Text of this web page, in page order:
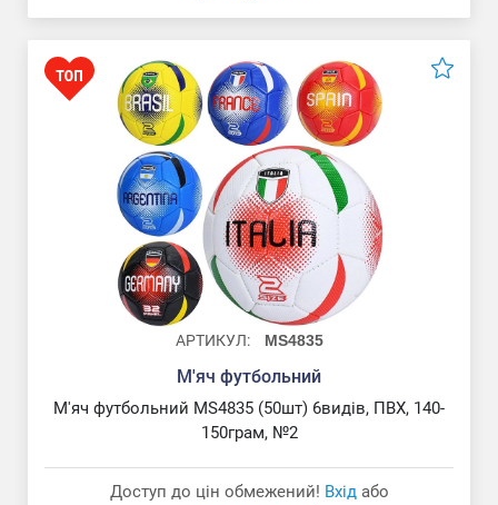
АРТИКУЛ: MS4835
М'яч футбольний
М'яч футбольний MS4835 (50шт) 6видів, ПВХ, 140-
150грам, №2
Доступ до цін обмежений! Вхід або